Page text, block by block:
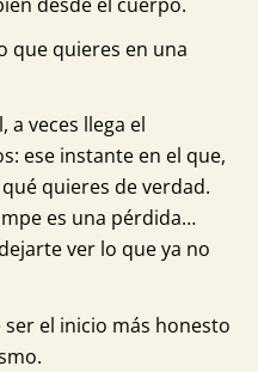
que quieres en una
a veces llega el
ese instante en el que,
quieres de verdad.
es una pérdida…
ver lo que ya no
el inicio más honesto